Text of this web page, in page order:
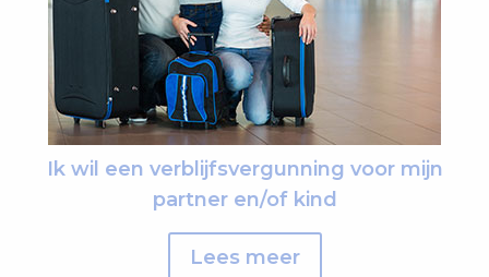
Ik wil een verblijfsvergunning voor mijn
partner en/of kind
Lees meer